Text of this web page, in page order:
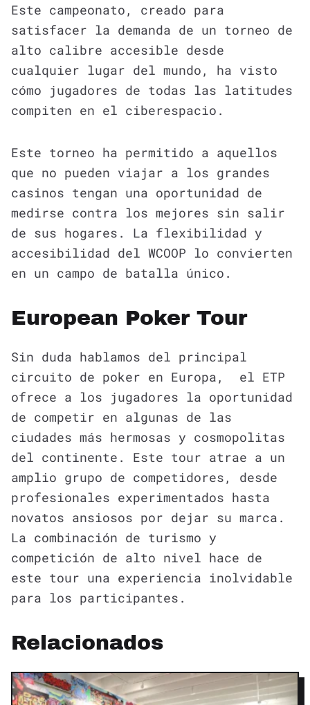
Este campeonato, creado para
satisfacer la demanda de un torneo de
alto calibre accesible desde
cualquier lugar del mundo, ha visto
cómo jugadores de todas las latitudes
compiten en el ciberespacio.
Este torneo ha permitido a aquellos
que no pueden viajar a los grandes
casinos tengan una oportunidad de
medirse contra los mejores sin salir
de sus hogares. La flexibilidad y
accesibilidad del WCOOP lo convierten
en un campo de batalla único.
European Poker Tour
Sin duda hablamos del principal
circuito de poker en Europa, el ETP
ofrece a los jugadores la oportunidad
de competir en algunas de las
ciudades más hermosas y cosmopolitas
del continente. Este tour atrae a un
amplio grupo de competidores, desde
profesionales experimentados hasta
novatos ansiosos por dejar su marca.
La combinación de turismo y
competición de alto nivel hace de
este tour una experiencia inolvidable
para los participantes.
Relacionados